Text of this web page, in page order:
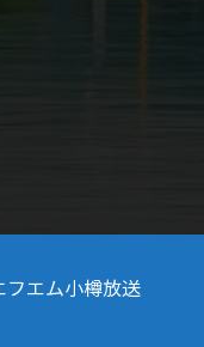
エム小樽放送